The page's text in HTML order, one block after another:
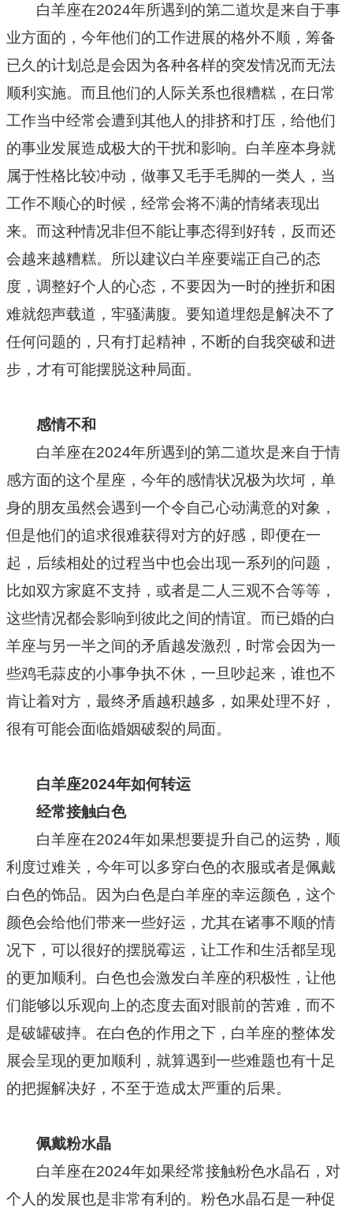
白羊座在2024年所遇到的第二道坎是来自于事
业方面的，今年他们的工作进展的格外不顺，筹备
已久的计划总是会因为各种各样的突发情况而无法
顺利实施。而且他们的人际关系也很糟糕，在日常
工作当中经常会遭到其他人的排挤和打压，给他们
的事业发展造成极大的干扰和影响。白羊座本身就
属于性格比较冲动，做事又毛手毛脚的一类人，当
工作不顺心的时候，经常会将不满的情绪表现出
来。而这种情况非但不能让事态得到好转，反而还
会越来越糟糕。所以建议白羊座要端正自己的态
度，调整好个人的心态，不要因为一时的挫折和困
难就怨声载道，牢骚满腹。要知道埋怨是解决不了
任何问题的，只有打起精神，不断的自我突破和进
步，才有可能摆脱这种局面。
感情不和
白羊座在2024年所遇到的第二道坎是来自于情
感方面的这个星座，今年的感情状况极为坎坷，单
身的朋友虽然会遇到一个令自己心动满意的对象，
但是他们的追求很难获得对方的好感，即便在一
起，后续相处的过程当中也会出现一系列的问题，
比如双方家庭不支持，或者是二人三观不合等等，
这些情况都会影响到彼此之间的情谊。而已婚的白
羊座与另一半之间的矛盾越发激烈，时常会因为一
些鸡毛蒜皮的小事争执不休，一旦吵起来，谁也不
肯让着对方，最终矛盾越积越多，如果处理不好，
很有可能会面临婚姻破裂的局面。
白羊座2024年如何转运
经常接触白色
白羊座在2024年如果想要提升自己的运势，顺
利度过难关，今年可以多穿白色的衣服或者是佩戴
白色的饰品。因为白色是白羊座的幸运颜色，这个
颜色会给他们带来一些好运，尤其在诸事不顺的情
况下，可以很好的摆脱霉运，让工作和生活都呈现
的更加顺利。白色也会激发白羊座的积极性，让他
们能够以乐观向上的态度去面对眼前的苦难，而不
是破罐破摔。在白色的作用之下，白羊座的整体发
展会呈现的更加顺利，就算遇到一些难题也有十足
的把握解决好，不至于造成太严重的后果。
佩戴粉水晶
白羊座在2024年如果经常接触粉色水晶石，对
个人的发展也是非常有利的。粉色水晶石是一种促